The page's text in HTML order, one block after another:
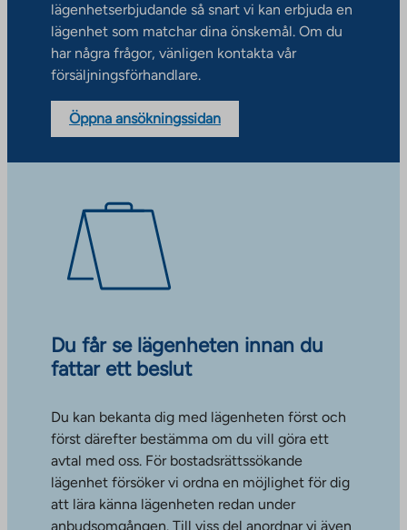
lägenhetserbjudande så snart vi kan erbjuda en
lägenhet som matchar dina önskemål. Om du
har några frågor, vänligen kontakta vår
försäljningsförhandlare.
Öppna ansökningssidan
Du får se lägenheten innan du
fattar ett beslut
Du kan bekanta dig med lägenheten först och
först därefter bestämma om du vill göra ett
avtal med oss. För bostadsrättssökande
lägenhet försöker vi ordna en möjlighet för dig
att lära känna lägenheten redan under
anbudsomgången. Till viss del anordnar vi även